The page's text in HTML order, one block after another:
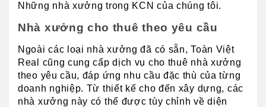
Những nhà xưởng trong KCN của chúng tôi.
Nhà xưởng cho thuê theo yêu cầu
Ngoài các loại nhà xưởng đã có sẵn, Toàn Việt
Real cũng cung cấp dịch vụ cho thuê nhà xưởng
theo yêu cầu, đáp ứng nhu cầu đặc thù của từng
doanh nghiệp. Từ thiết kế cho đến xây dựng, các
nhà xưởng này có thể được tùy chỉnh về diện